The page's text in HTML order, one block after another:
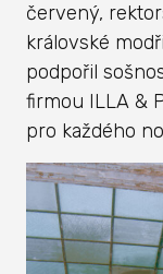
červený,
královské
podpořil
firmou ILLA &
pro každého